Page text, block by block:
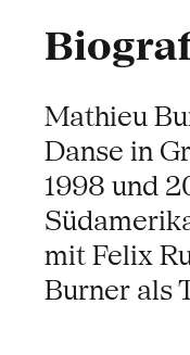
Mathieu
Danse in
1998 und
mit Felix
Burner als